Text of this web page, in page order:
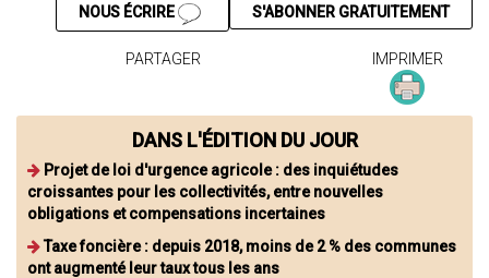
S'ABONNER GRATUITEMENT
NOUS ÉCRIRE
PARTAGER IMPRIMER
DANS L'ÉDITION DU JOUR
Projet de loi d'urgence agricole : des inquiétudes
croissantes pour les collectivités, entre nouvelles
obligations et compensations incertaines
Taxe foncière : depuis 2018, moins de 2 % des communes
ont augmenté leur taux tous les ans